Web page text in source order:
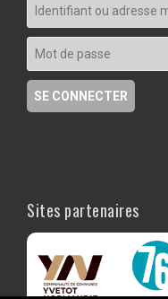
Sites partenaires